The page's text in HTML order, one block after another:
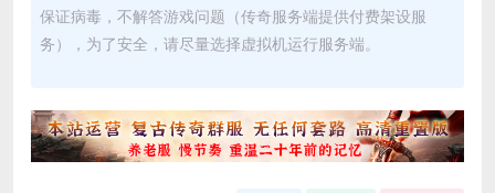
保证病毒，不解答游戏问题（传奇服务端提供付费架设服
务），为了安全，请尽量选择虚拟机运行服务端。